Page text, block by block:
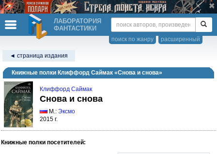
ЛАБОРАТОРИЯ
ФАНТАСТИКИ
расширенный
поиск по жанру
◄ страница издания
Книжные полки Клиффорд Саймак «Снова и снова»
Клиффорд Саймак
Снова и снова
М.: Эксмо
2015 г.
Книжные полки посетителей: